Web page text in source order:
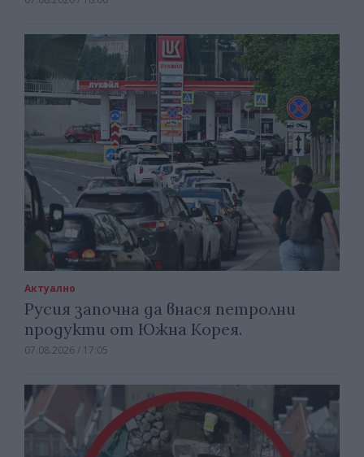
Актуално
Русия започна да внася петролни
продукти от Южна Корея.
07.08.2026 / 17:05